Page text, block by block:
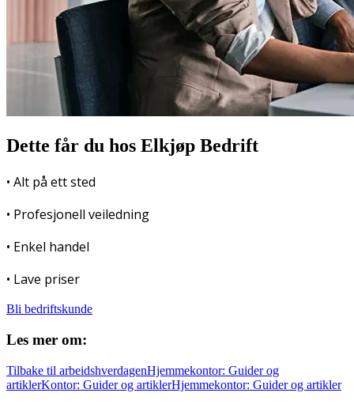
Dette får du hos Elkjøp Bedrift
• Alt på ett sted
• Profesjonell veiledning
• Enkel handel
• Lave priser
Bli bedriftskunde
Les mer om:
Tilbake til arbeidshverdagenHjemmekontor: Guider og
artiklerKontor: Guider og artiklerHjemmekontor: Guider og artikler